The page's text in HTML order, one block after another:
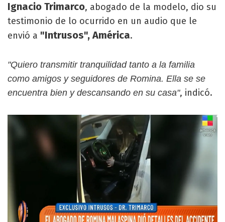
Ignacio Trimarco, abogado de la modelo, dio su
testimonio de lo ocurrido en un audio que le
envió a "Intrusos", América.
"Quiero transmitir tranquilidad tanto a la familia
como amigos y seguidores de Romina. Ella se se
encuentra bien y descansando en su casa", indicó.